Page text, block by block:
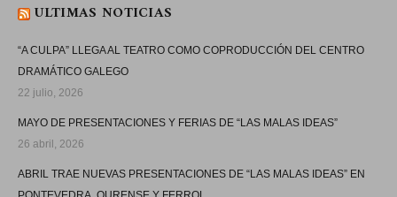
ULTIMAS NOTICIAS
“A CULPA” LLEGA AL TEATRO COMO COPRODUCCIÓN DEL CENTRO
DRAMÁTICO GALEGO
22 julio, 2026
MAYO DE PRESENTACIONES Y FERIAS DE “LAS MALAS IDEAS”
26 abril, 2026
ABRIL TRAE NUEVAS PRESENTACIONES DE “LAS MALAS IDEAS” EN